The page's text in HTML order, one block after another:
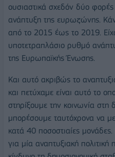
ουσιαστικά σχεδόν δύο
ανάπτυξη της ευρωζώνης.
από το 2015 έως το 2019.
υποτετραπλάσιο ρυθμό
της Ευρωπαϊκής Ένωσης.
Και αυτό ακριβώς το
και πετύχαμε είναι αυτό το
στηρίξουμε την κοινωνία στη
μπορέσουμε ταυτόχρονα να
κατά 40 ποσοστιαίες
για μία αναπτυξιακή